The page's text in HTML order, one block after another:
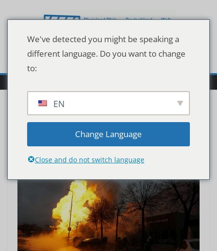
Inhalt
We've detected you might be speaking a
different language. Do you want to change
to:
EN
Change Language
Close and do not switch language